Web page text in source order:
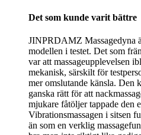
Det som kunde varit bättre
JINPRDAMZ Massagedyna
modellen i testet. Det som
var att massageupplevelsen
mekanisk, särskilt för
mer omslutande känsla. Den
ganska rätt för att
mjukare fåtöljer tappade den
Vibrationsmassagen i sitsen
än som en verklig